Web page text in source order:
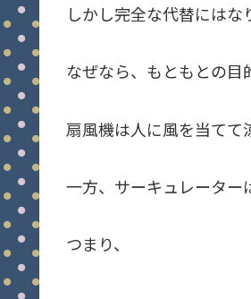
しかし完全な代替にはな
なぜなら、もともとの目
扇風機は人に風を当てて
一方、サーキュレーター
つまり、